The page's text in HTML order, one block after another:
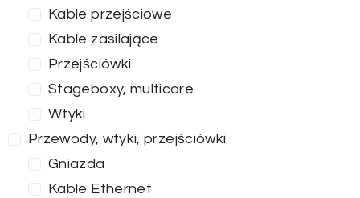
Kable przejściowe
Kable zasilające
Przejściówki
Stageboxy, multicore
Wtyki
Przewody, wtyki, przejściówki
Gniazda
Kable Ethernet